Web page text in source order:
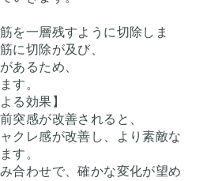
を一層残すように切除しま
に切除が及び、
あるため、
す。
る効果】
突感が改善されると、
クレ感が改善し、より素敵な
す。
合わせで、確かな変化が望め